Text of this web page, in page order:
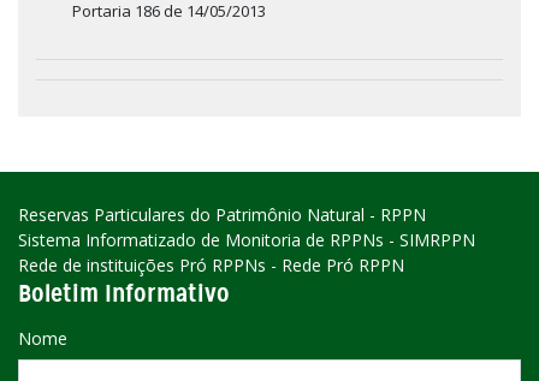
Portaria 186 de 14/05/2013
Reservas Particulares do Patrimônio Natural - RPPN
Sistema Informatizado de Monitoria de RPPNs - SIMRPPN
Rede de instituições Pró RPPNs - Rede Pró RPPN
Boletim Informativo
Nome